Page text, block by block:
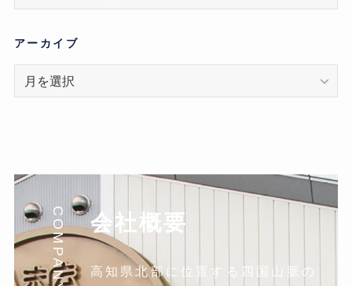
リ
アーカイブ
ア
COMPANY 会社概要
高知県北部に位置する四国山脈の